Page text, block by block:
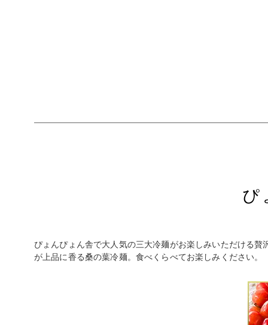
ぴ
ぴょんぴょん舎で大人気の三大冷麺がお楽しみいただける
が上品に香る桑の葉冷麺。食べくらべてお楽しみください。